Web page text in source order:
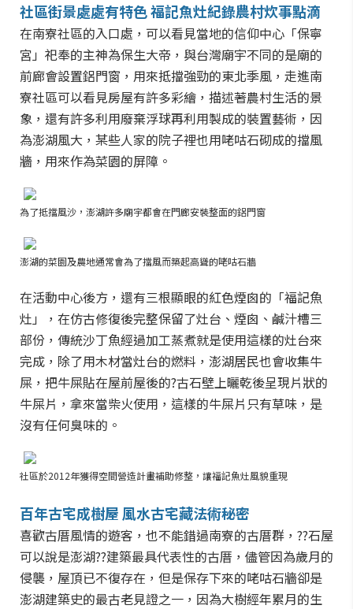
社區街景處處有特色 福記魚灶紀錄農村炊事點滴
在南寮社區的入口處，可以看見當地的信仰中心「保寧
宮」祀奉的主神為保生大帝，與台灣廟宇不同的是廟的
前廊會設置鋁門窗，用來抵擋強勁的東北季風，走進南
寮社區可以看見房屋有許多彩繪，描述著農村生活的景
象，還有許多利用廢棄浮球再利用製成的裝置藝術，因
為澎湖風大，某些人家的院子裡也用咾咕石砌成的擋風
牆，用來作為菜園的屏障。
為了抵擋風沙，澎湖許多廟宇都會在門廊安裝整面的鋁門窗
澎湖的菜園及農地通常會為了擋風而築起高聳的咾咕石牆
在活動中心後方，還有三根顯眼的紅色煙囪的「福記魚
灶」，在仿古修復後完整保留了灶台、煙囪、鹹汁槽三
部份，傳統沙丁魚經過加工蒸煮就是使用這樣的灶台來
完成，除了用木材當灶台的燃料，澎湖居民也會收集牛
屎，把牛屎貼在屋前屋後的?古石壁上曬乾後呈現片狀的
牛屎片，拿來當柴火使用，這樣的牛屎片只有草味，是
沒有任何臭味的。
社區於2012年獲得空間營造計畫補助修整，讓福記魚灶風貌重現
百年古宅成樹屋 風水古宅藏法術秘密
喜歡古厝風情的遊客，也不能錯過南寮的古厝群，??石屋
可以說是澎湖??建築最具代表性的古厝，儘管因為歲月的
侵襲，屋頂已不復存在，但是保存下來的咾咕石牆卻是
澎湖建築史的最古老見證之一，因為大樹經年累月的生